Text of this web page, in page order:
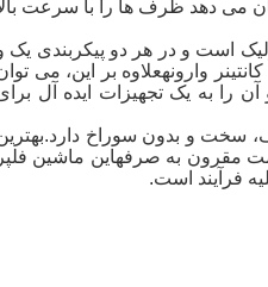
می دهد ظرف ها را با سرعت
است و در هر دو پیکربندی یک
موجود است.آن را تنها توسط یک کارگر ماهر کار می شود و می تواند 90 ° و 180 ° کانتینر وارونهعلاوه بر این، می
را به یک تجهیزات ایده آل
سخت و بدون سوراخ
مقرون به صرفهاین ماشین
فرآیند است.